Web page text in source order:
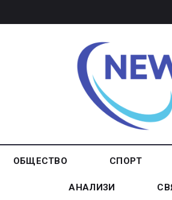
ОБЩЕСТВО СПОРТ
АНАЛИЗИ